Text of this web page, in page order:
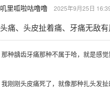
叽里呱啦咕噜噜 2025年9月25日
头痛、头皮扯着痛、牙痛无敌
那种龋齿牙痛那种不属于哈，就是感
我刚刚头皮痛死了，就像那种扎头发